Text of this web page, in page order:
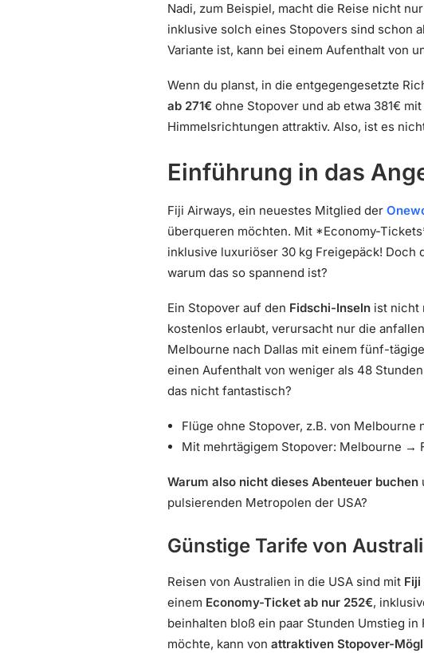
Nadi, zum Beispiel, macht die Reise nicht
inklusive solch eines Stopovers sind schon
Variante ist, kann bei einem Aufenthalt von
Wenn du planst, in die entgegengesetzte
ab 271€ ohne Stopover und ab etwa 381€
Himmelsrichtungen attraktiv. Also, ist es
Einführung in das
Fiji Airways, ein neuestes Mitglied der
überqueren möchten. Mit *Economy-
inklusive luxuriöser 30 kg Freigepäck!
warum das so spannend ist?
Ein Stopover auf den Fidschi-Inseln ist nicht
kostenlos erlaubt, verursacht nur die
Melbourne nach Dallas mit einem fünf-
einen Aufenthalt von weniger als 48
das nicht fantastisch?
Flüge ohne Stopover, z.B. von Melbourne
Mit mehrtägigem Stopover: Melbourne →
Warum also nicht dieses Abenteuer buchen
pulsierenden Metropolen der USA?
Günstige Tarife von
Reisen von Australien in die USA sind mit
einem Economy-Ticket ab nur 252€,
beinhalten bloß ein paar Stunden Umstieg
möchte, kann von attraktiven Stopover-